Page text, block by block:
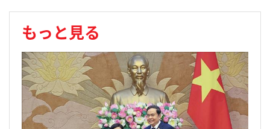
もっと見る